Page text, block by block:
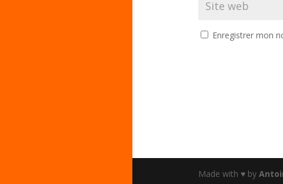
Enregistrer mon
Made with ♥ by